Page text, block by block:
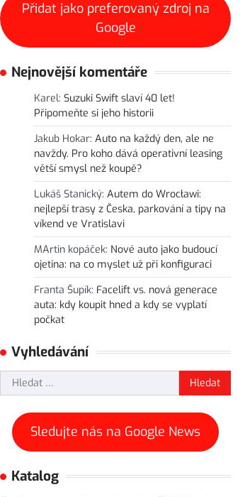
Přidat jako preferovaný zdroj na
Google
Nejnovější komentáře
Karel: Suzuki Swift slaví 40 let!
Připomeňte si jeho historii
Jakub Hokar: Auto na každý den, ale ne
navždy. Pro koho dává operativní leasing
větší smysl než koupě?
Lukáš Stanický: Autem do Wrocławi:
nejlepší trasy z Česka, parkování a tipy na
víkend ve Vratislavi
MArtin kopáček: Nové auto jako budoucí
ojetina: na co myslet už při konfiguraci
Franta Šupík: Facelift vs. nová generace
auta: kdy koupit hned a kdy se vyplatí
počkat
Vyhledávání
Vyhledávání
Sledujte nás na Google News
Katalog